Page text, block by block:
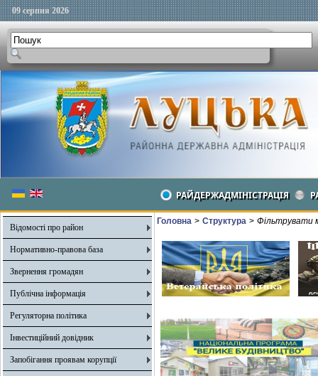
09 серпня 2026
РАЙДЕРЖАДМІНІСТРАЦІЯ
Відомості про район
Нормативно-правова база
Звернення громадян
Публічна інформація
Регуляторна політика
Інвестиційний довідник
Запобігання проявам корупції
Головна > Структура > Фільтрувати